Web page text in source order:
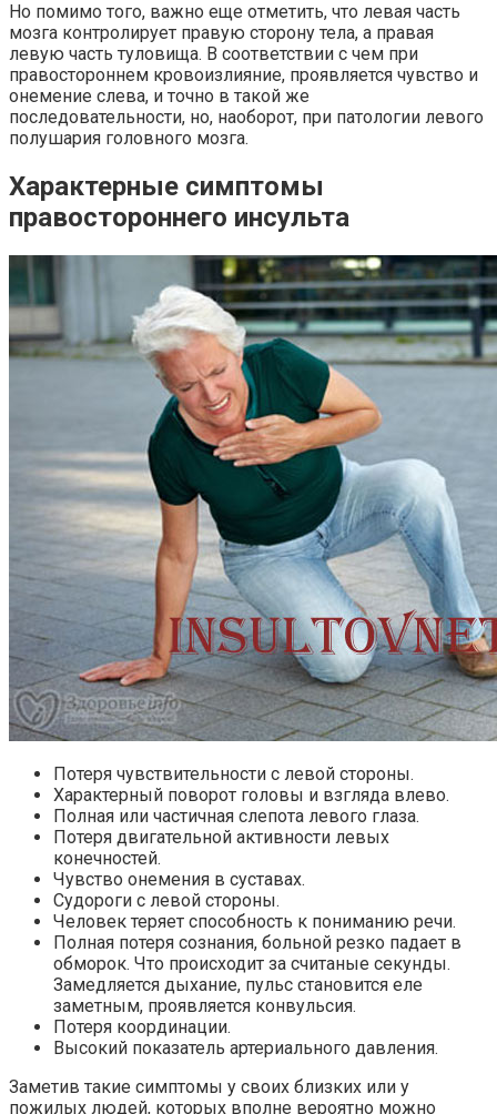
Но помимо того, важно еще отметить, что левая часть
мозга контролирует правую сторону тела, а правая
левую часть туловища. В соответствии с чем при
правостороннем кровоизлияние, проявляется чувство и
онемение слева, и точно в такой же
последовательности, но, наоборот, при патологии левого
полушария головного мозга.
Характерные симптомы
правостороннего инсульта
Потеря чувствительности с левой стороны.
Характерный поворот головы и взгляда влево.
Полная или частичная слепота левого глаза.
Потеря двигательной активности левых
конечностей.
Чувство онемения в суставах.
Судороги с левой стороны.
Человек теряет способность к пониманию речи.
Полная потеря сознания, больной резко падает в
обморок. Что происходит за считаные секунды.
Замедляется дыхание, пульс становится еле
заметным, проявляется конвульсия.
Потеря координации.
Высокий показатель артериального давления.
Заметив такие симптомы у своих близких или у
пожилых людей, которых вполне вероятно можно